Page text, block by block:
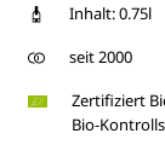
Inhalt: 0.75l
seit 2000
Zertifiziert
Bio-